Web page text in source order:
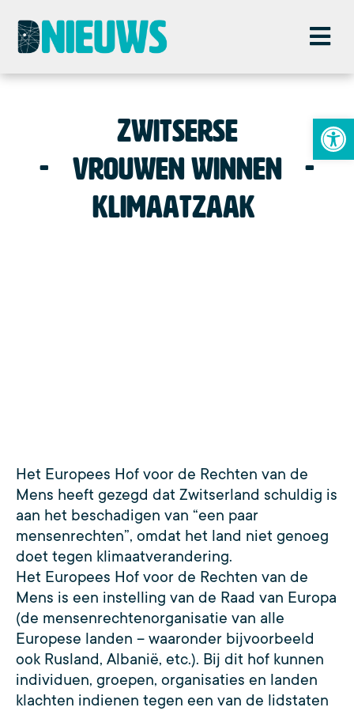
Zwitserse
vrouwen winnen
klimaatzaak
Het Europees Hof voor de Rechten van de
Mens heeft gezegd dat Zwitserland schuldig is
aan het beschadigen van “een paar
mensenrechten”, omdat het land niet genoeg
doet tegen klimaatverandering.
Het Europees Hof voor de Rechten van de
Mens is een instelling van de Raad van Europa
(de mensenrechtenorganisatie van alle
Europese landen – waaronder bijvoorbeeld
ook Rusland, Albanië, etc.). Bij dit hof kunnen
individuen, groepen, organisaties en landen
klachten indienen tegen een van de lidstaten